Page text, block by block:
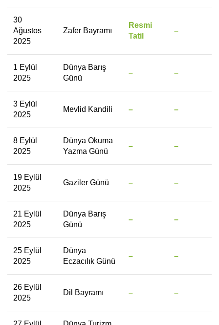
30
Ağustos
2025
Zafer Bayramı
Resmi
Tatil
–
1 Eylül
2025
Dünya Barış
Günü
– –
3 Eylül
2025
Mevlid Kandili – –
8 Eylül
2025
Dünya Okuma
Yazma Günü
– –
19 Eylül
2025
Gaziler Günü – –
21 Eylül
2025
Dünya Barış
Günü
– –
25 Eylül
2025
Dünya
Eczacılık Günü
– –
26 Eylül
2025
Dil Bayramı – –